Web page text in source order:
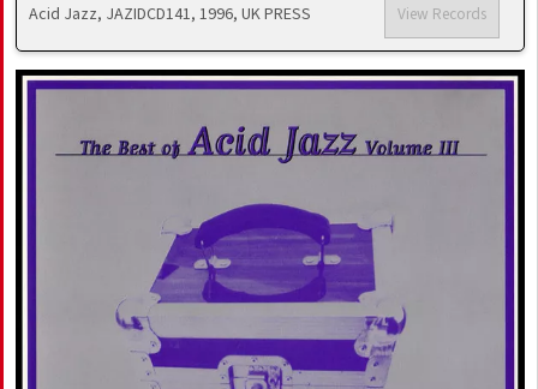
Acid Jazz, JAZIDCD141, 1996, UK PRESS View Records